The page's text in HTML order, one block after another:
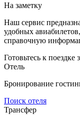
На заметку
Наш сервис
удобных
справочную
Готовьтесь к поездке
Отель
Бронирование
Поиск отеля
Трансфер